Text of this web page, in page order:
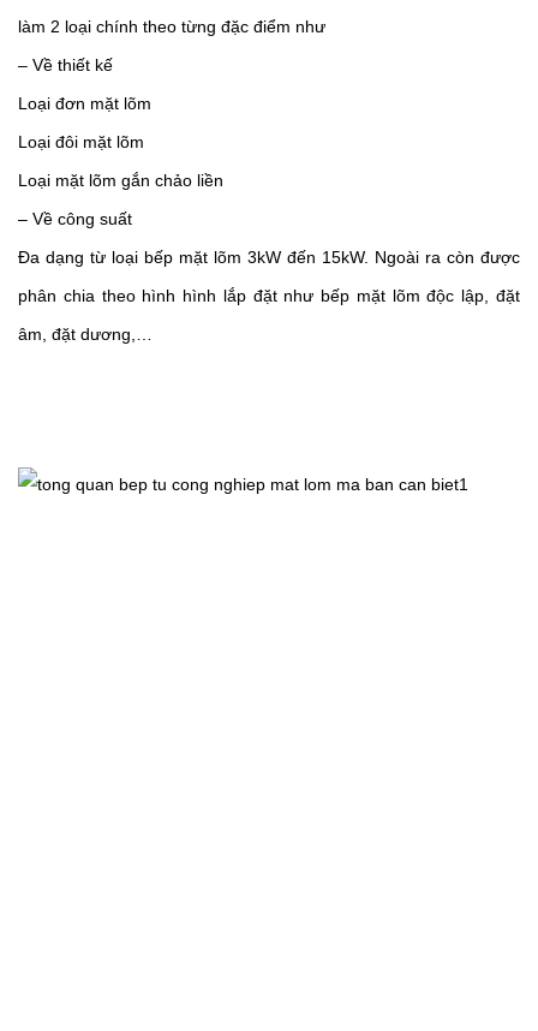
làm 2 loại chính theo từng đặc điểm như
– Về thiết kế
Loại đơn mặt lõm
Loại đôi mặt lõm
Loại mặt lõm gắn chảo liền
– Về công suất
Đa dạng từ loại bếp mặt lõm 3kW đến 15kW. Ngoài ra còn được
phân chia theo hình hình lắp đặt như bếp mặt lõm độc lập, đặt
âm, đặt dương,…